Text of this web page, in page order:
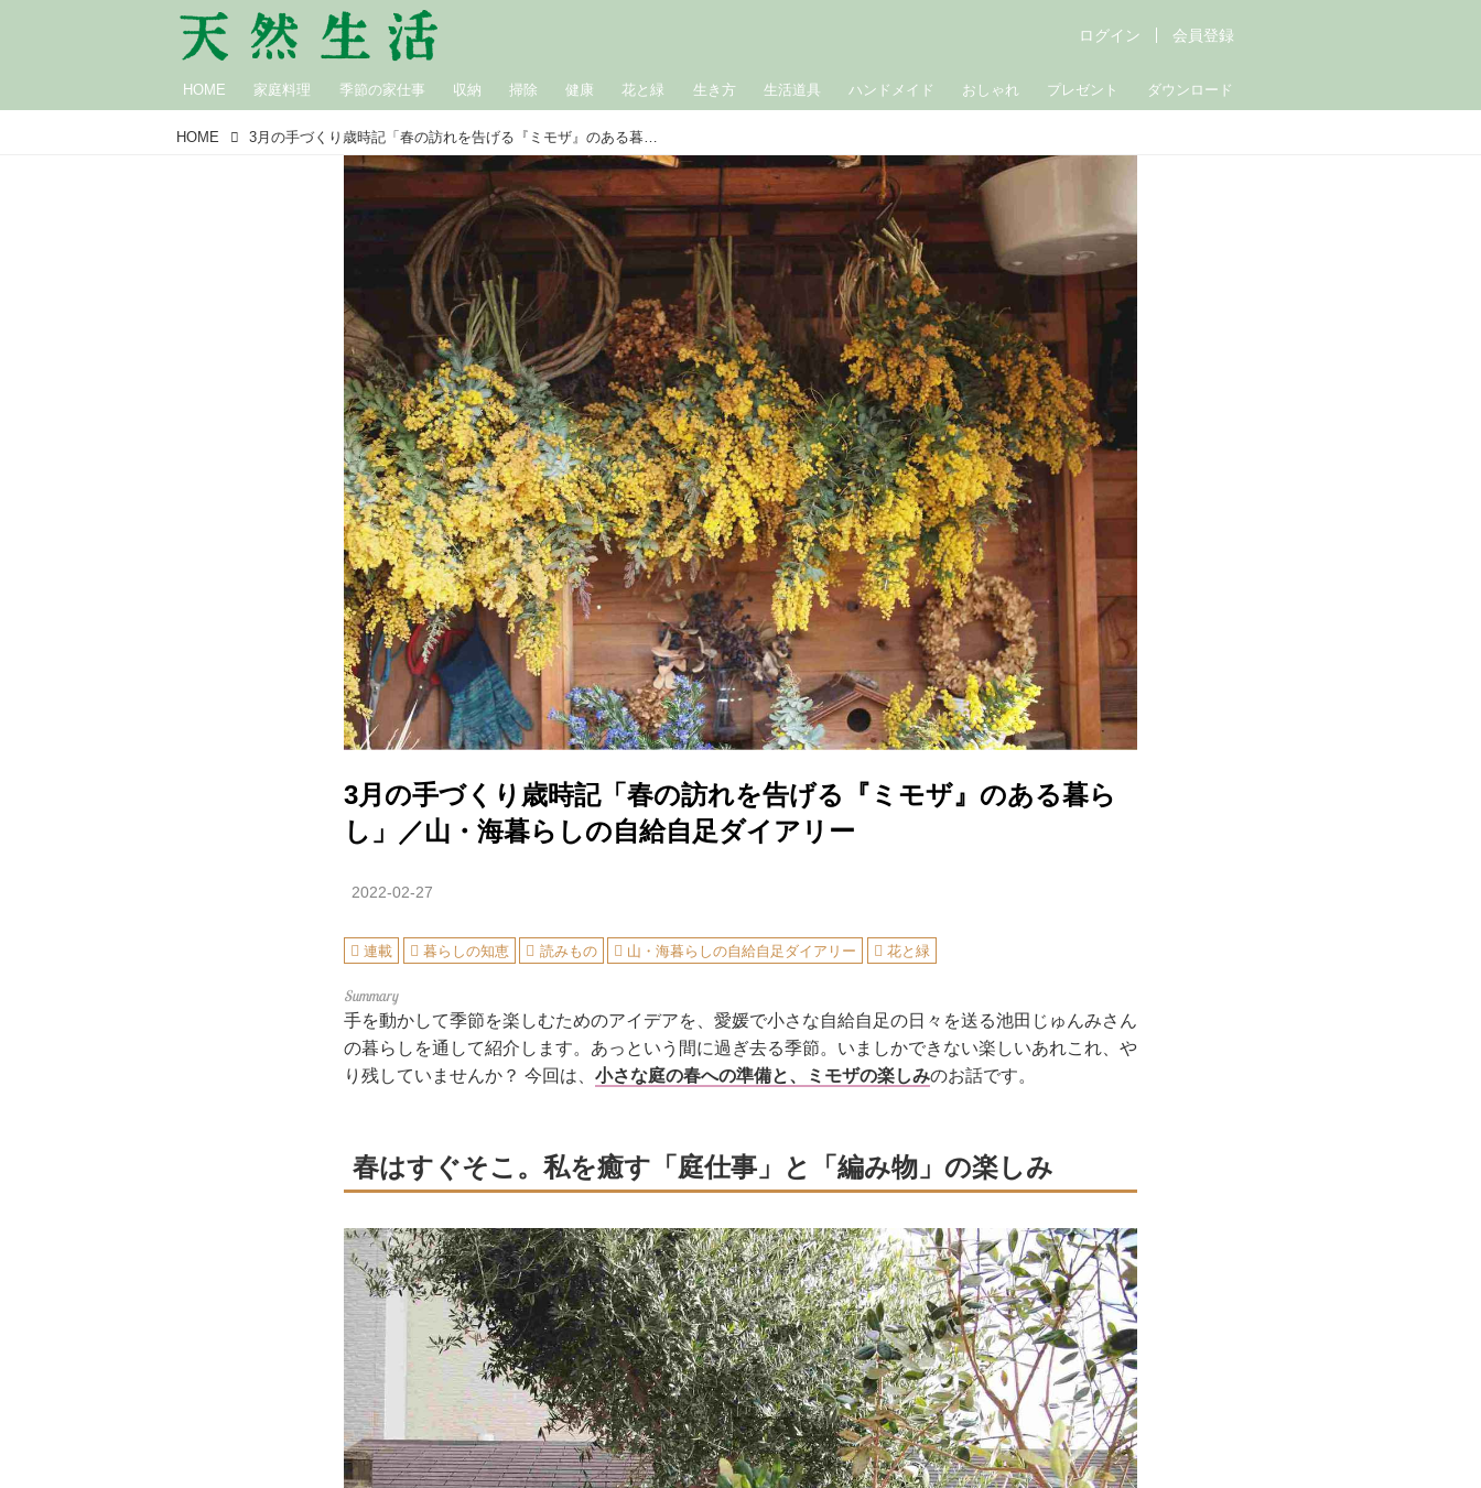
HOME 家庭料理 季節の家仕事 収納 掃除 健康 花と緑 生き方 生活道具 ハンドメイド おしゃれ プレゼント ダウンロード
ログイン 会員登録
HOME 3月の手づくり歳時記「春の訪れを告げる『ミモザ』のある暮らし」／山・海暮らしの自給自足ダイアリー
3月の手づくり歳時記「春の訪れを告げる『ミモザ』のある暮ら
し」／山・海暮らしの自給自足ダイアリー
2022-02-27
連載 暮らしの知恵 読みもの 山・海暮らしの自給自足ダイアリー 花と緑
手を動かして季節を楽しむためのアイデアを、愛媛で小さな自給自足の日々を送る池田じゅんみさん
の暮らしを通して紹介します。あっという間に過ぎ去る季節。いましかできない楽しいあれこれ、や
り残していませんか？ 今回は、 小さな庭の春への準備と、ミモザの楽しみのお話です。
春はすぐそこ。私を癒す「庭仕事」と「編み物」の楽しみ